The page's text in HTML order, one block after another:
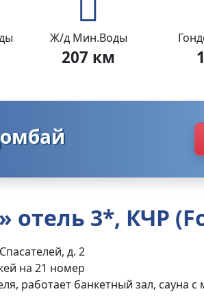
Ж/д Мин.Воды
207 км
3*, КЧР
д. 2
на 21 номер
работает банкетный зал, сауна